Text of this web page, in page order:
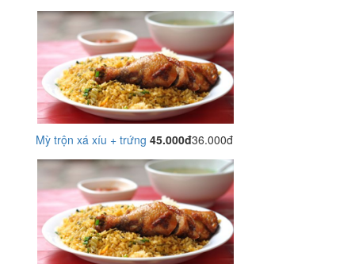
Mỳ trộn xá xíu + trứng 45.000đ36.000đ